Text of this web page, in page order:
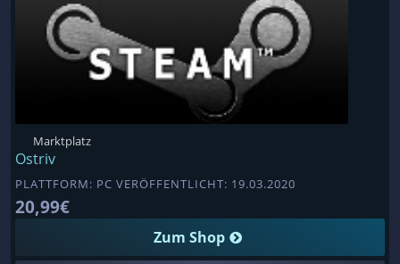
Marktplatz
Ostriv
PLATTFORM: PC VERÖFFENTLICHT: 19.03.2020
20,99€
Zum Shop